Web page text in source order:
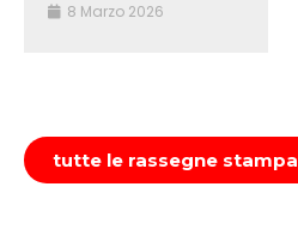
8 Marzo 2026
tutte le rassegne stampa